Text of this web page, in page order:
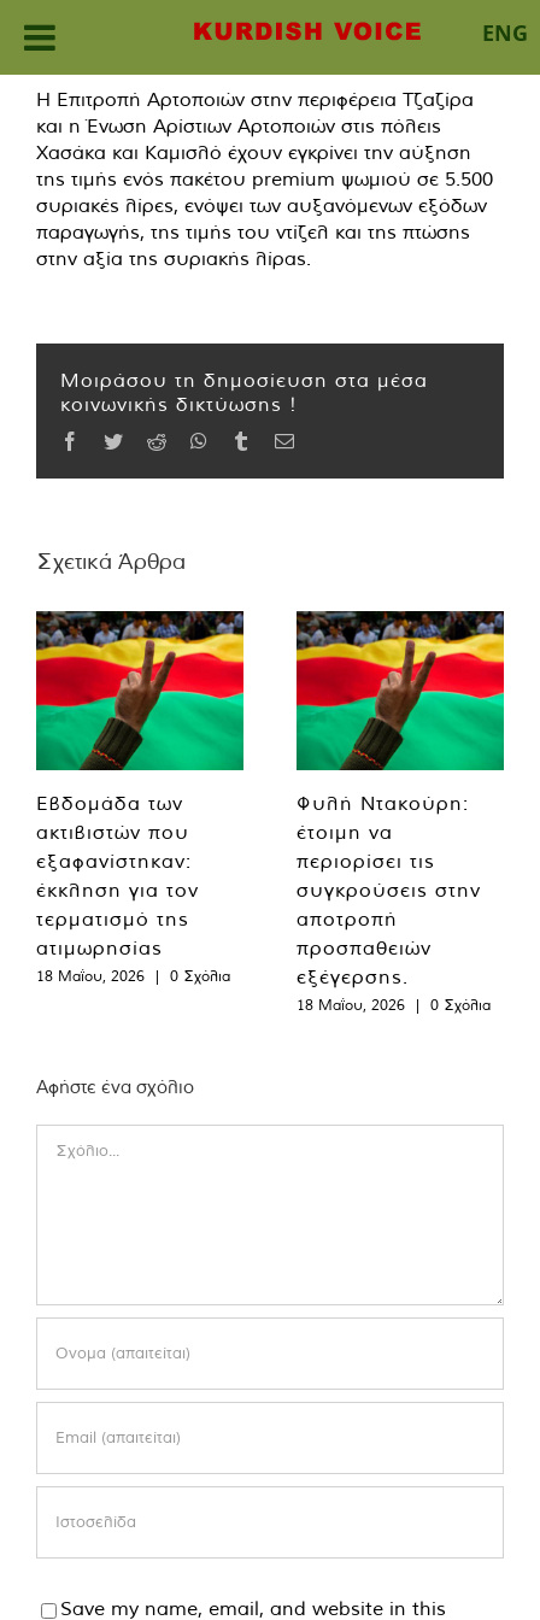
ENG
content
Η Επιτροπή Αρτοποιών στην περιφέρεια Τζαζίρα
και η Ένωση Αρίστιων Αρτοποιών στις πόλεις
Χασάκα και Καμισλό έχουν εγκρίνει την αύξηση
της τιμής ενός πακέτου premium ψωμιού σε 5.500
συριακές λίρες, ενόψει των αυξανόμενων εξόδων
παραγωγής, της τιμής του ντίζελ και της πτώσης
στην αξία της συριακής λίρας.
Μοιράσου τη δημοσίευση στα μέσα
κοινωνικής δικτύωσης !
Facebook
TwitterReddit WhatsApp
TumblrEmail
Σχετικά Άρθρα
Εβδομάδα των
ακτιβιστών που
εξαφανίστηκαν:
έκκληση για τον
τερματισμό της
ατιμωρησίας
18 Μαΐου, 2026 | 0 Σχόλια
Φυλή Ντακούρη:
έτοιμη να
περιορίσει τις
συγκρούσεις στην
αποτροπή
προσπαθειών
εξέγερσης.
18 Μαΐου, 2026 | 0 Σχόλια
Αφήστε ένα σχόλιο
Save my name, email, and website in this